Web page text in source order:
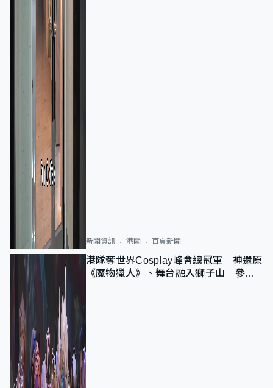
新聞資訊 港聞 首頁新聞
港隊奪世界Cosplay峰會總冠軍 神還原
《魔物獵人》、舞台融入獅子山 參賽